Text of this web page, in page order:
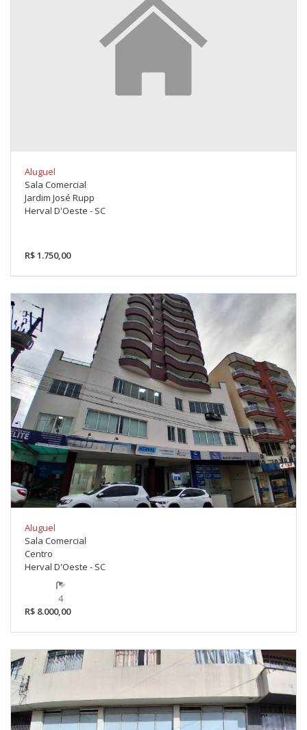
Aluguel
Sala Comercial
Jardim José Rupp
Herval D'Oeste - SC
R$ 1.750,00
Aluguel
Sala Comercial
Centro
Herval D'Oeste - SC
4
R$ 8.000,00